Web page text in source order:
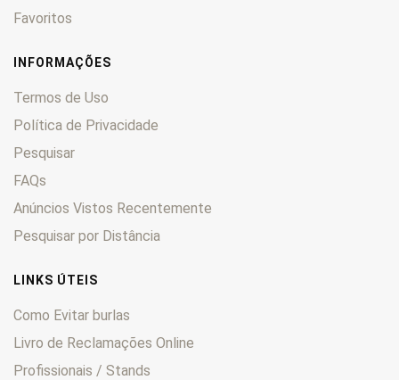
Favoritos
INFORMAÇÕES
Termos de Uso
Política de Privacidade
Pesquisar
FAQs
Anúncios Vistos Recentemente
Pesquisar por Distância
LINKS ÚTEIS
Como Evitar burlas
Livro de Reclamações Online
Profissionais / Stands